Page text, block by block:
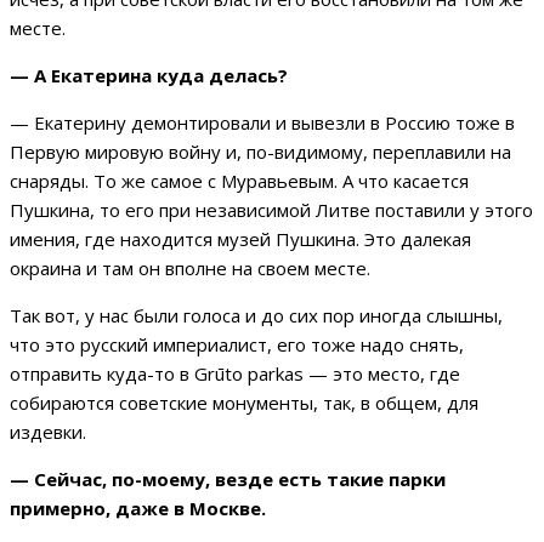
месте.
— А Екатерина куда делась?
— Екатерину демонтировали и вывезли в Россию тоже в
Первую мировую войну и, по-видимому, переплавили на
снаряды. То же самое с Муравьевым. А что касается
Пушкина, то его при независимой Литве поставили у этого
имения, где находится музей Пушкина. Это далекая
окраина и там он вполне на своем месте.
Так вот, у нас были голоса и до сих пор иногда слышны,
что это русский империалист, его тоже надо снять,
отправить куда-то в Grūto parkas — это место, где
собираются советские монументы, так, в общем, для
издевки.
— Сейчас, по-моему, везде есть такие парки
примерно, даже в Москве.